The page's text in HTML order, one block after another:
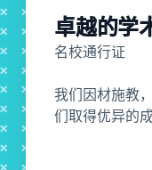
卓越的学
名校通行证
我们因材施教
们取得优异的